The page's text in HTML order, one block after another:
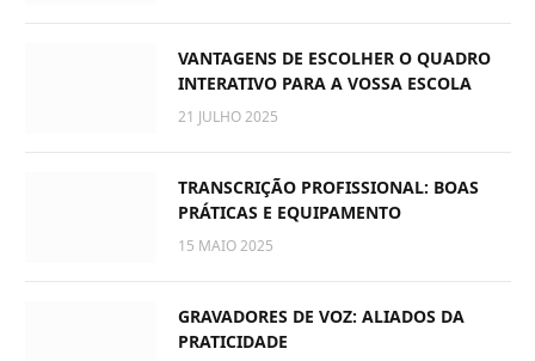
VANTAGENS DE ESCOLHER O QUADRO
INTERATIVO PARA A VOSSA ESCOLA
21 JULHO 2025
TRANSCRIÇÃO PROFISSIONAL: BOAS
PRÁTICAS E EQUIPAMENTO
15 MAIO 2025
GRAVADORES DE VOZ: ALIADOS DA
PRATICIDADE